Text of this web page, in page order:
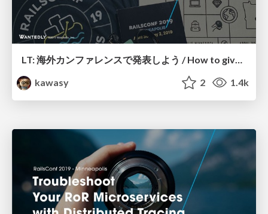
LT: 海外カンファレンスで発表しよう / How to give a talk at an international conference #megurorb
kawasy
2 1.4k